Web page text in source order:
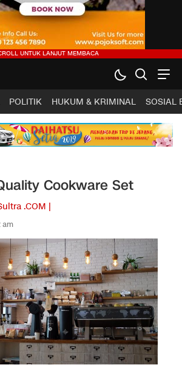
POLITIK HUKUM & KRIMINAL SOSIAL
Cookware Set
.COM |
am